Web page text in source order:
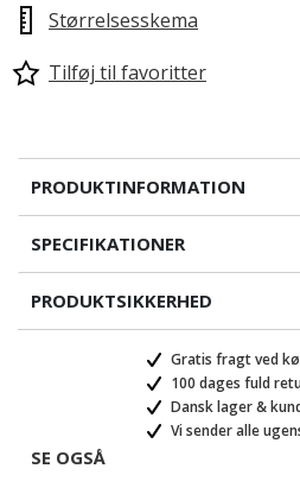
Størrelsesskema
Tilføj til favoritter
PRODUKTINFORMATION
SPECIFIKATIONER
PRODUKTSIKKERHED
Gratis fragt ved
100 dages fuld
Dansk lager &
Vi sender alle
SE OGSÅ